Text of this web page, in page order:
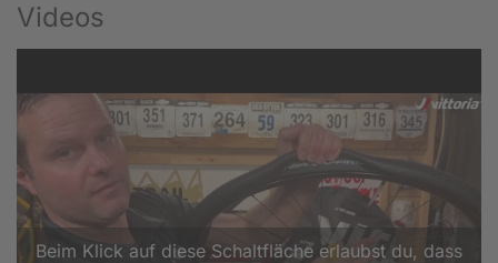
Videos
Beim Klick auf diese Schaltfläche erlaubst du, dass